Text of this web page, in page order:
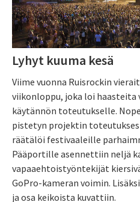
Lyhyt kuuma kesä
Viime vuonna Ruisrockin
viikonloppu, joka loi
käytännön toteutukselle.
pistetyn projektin
räätälöi festivaaleille
Pääportille asennettiin neljä
vapaaehtoistyöntekijät
GoPro-kameran voimin.
ja osa keikoista kuvattiin.